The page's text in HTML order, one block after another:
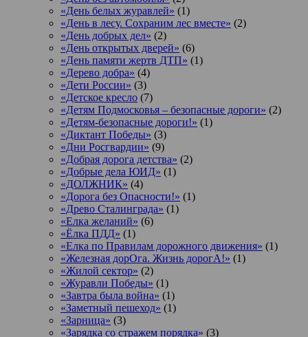
«День белых журавлей» (1)
«День в лесу. Сохраним лес вместе» (2)
«День добрых дел» (2)
«День открытых дверей» (6)
«День памяти жертв ДТП» (1)
«Дерево добра» (4)
«Дети России» (3)
«Детское кресло (7)
«Детям Подмосковья – безопасные дороги» (2)
«Детям-безопасные дороги!» (1)
«Диктант Победы» (3)
«Дни Росгвардии» (9)
«Добрая дорога детства» (2)
«Добрые дела ЮИД» (1)
«ДОЛЖНИК» (4)
«Дорога без Опасности!» (1)
«Древо Сталинграда» (1)
«Елка желаний» (6)
«Ёлка ПДД» (1)
«Елка по Правилам дорожного движения» (1)
«Железная дорОга. Жизнь дорогА!» (1)
«Жилой сектор» (2)
«Журавли Победы» (1)
«Завтра была война» (1)
«Заметный пешеход» (1)
«Зарница» (3)
«Зарядка со стражем порядка» (3)